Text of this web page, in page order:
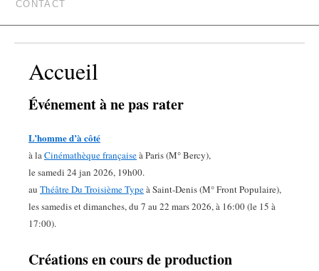
CONTACT
Accueil
Événement à ne pas rater
L’homme d’à côté
à laCinémathèque françaiseà Paris (M° Bercy),
le samedi 24 jan 2026, 19h00.
au Théâtre Du Troisième Typeà Saint-Denis (M° Front Populaire),
les samedis et dimanches, du 7 au 22 mars 2026, à 16:00 (le 15 à
17:00).
Créations en cours de production